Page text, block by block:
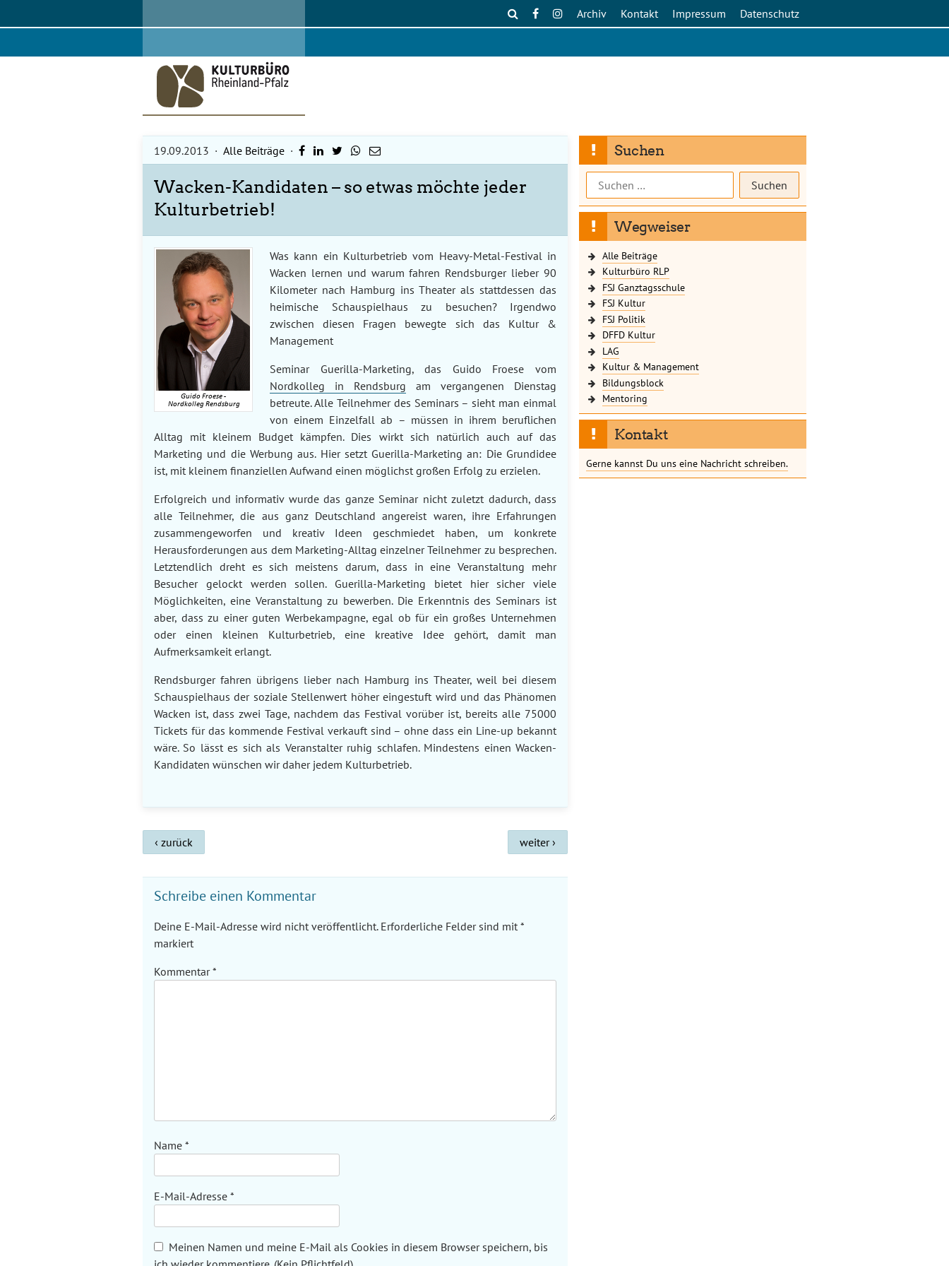
content
Archiv Kontakt Impressum Datenschutz
19.09.2013 · Alle Beiträge ·
Wacken-Kandidaten – so etwas möchte jeder
Kulturbetrieb!
Was kann ein Kulturbetrieb vom Heavy-Metal-Festival in
Wacken lernen und warum fahren Rendsburger lieber 90
Kilometer nach Hamburg ins Theater als stattdessen das
heimische Schauspielhaus zu besuchen? Irgendwo
zwischen diesen Fragen bewegte sich das Kultur &
Management
Seminar Guerilla-Marketing, das Guido Froese vom
Nordkolleg in Rendsburg am vergangenen Dienstag
betreute. Alle Teilnehmer des Seminars – sieht man einmal
von einem Einzelfall ab – müssen in ihrem beruflichen
Alltag mit kleinem Budget kämpfen. Dies wirkt sich natürlich auch auf das
Marketing und die Werbung aus. Hier setzt Guerilla-Marketing an: Die Grundidee
ist, mit kleinem finanziellen Aufwand einen möglichst großen Erfolg zu erzielen.
Erfolgreich und informativ wurde das ganze Seminar nicht zuletzt dadurch, dass
alle Teilnehmer, die aus ganz Deutschland angereist waren, ihre Erfahrungen
zusammengeworfen und kreativ Ideen geschmiedet haben, um konkrete
Herausforderungen aus dem Marketing-Alltag einzelner Teilnehmer zu besprechen.
Letztendlich dreht es sich meistens darum, dass in eine Veranstaltung mehr
Besucher gelockt werden sollen. Guerilla-Marketing bietet hier sicher viele
Möglichkeiten, eine Veranstaltung zu bewerben. Die Erkenntnis des Seminars ist
aber, dass zu einer guten Werbekampagne, egal ob für ein großes Unternehmen
oder einen kleinen Kulturbetrieb, eine kreative Idee gehört, damit man
Aufmerksamkeit erlangt.
Rendsburger fahren übrigens lieber nach Hamburg ins Theater, weil bei diesem
Schauspielhaus der soziale Stellenwert höher eingestuft wird und das Phänomen
Wacken ist, dass zwei Tage, nachdem das Festival vorüber ist, bereits alle 75000
Tickets für das kommende Festival verkauft sind – ohne dass ein Line-up bekannt
wäre. So lässt es sich als Veranstalter ruhig schlafen. Mindestens einen Wacken-
Kandidaten wünschen wir daher jedem Kulturbetrieb.
Beitrags-
Navigation
‹ zurück weiter ›
Schreibe einen Kommentar
Deine E-Mail-Adresse wird nicht veröffentlicht. Erforderliche Felder sind mit*
markiert
Kommentar*
Name *
E-Mail-Adresse *
Meinen Namen und meine E-Mail als Cookies in diesem Browser speichern, bis
Suchen
Suchen
nach:
Wegweiser
Alle Beiträge
Kulturbüro RLP
FSJ Ganztagsschule
FSJ Kultur
FSJ Politik
DFFD Kultur
LAG
Kultur & Management
Bildungsblock
Mentoring
Kontakt
Gerne kannst Du uns eine Nachricht schreiben.